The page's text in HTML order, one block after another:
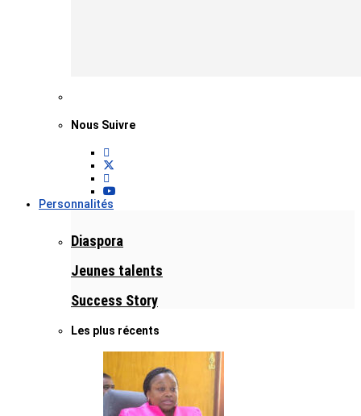
Nous Suivre
Personnalités
Diaspora
Jeunes talents
Success Story
Les plus récents